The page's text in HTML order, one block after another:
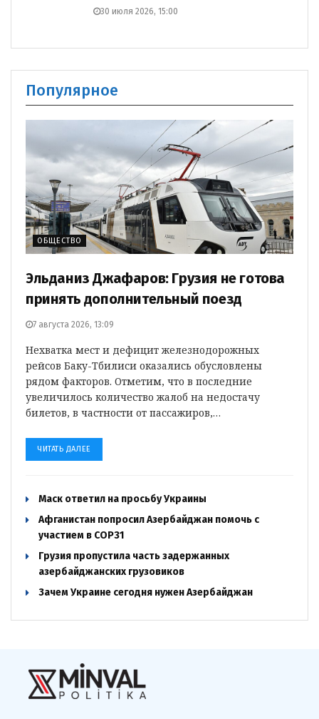
30 июля 2026, 15:00
Популярное
ОБЩЕСТВО
Эльданиз Джафаров: Грузия не готова
принять дополнительный поезд
7 августа 2026, 13:09
Нехватка мест и дефицит железнодорожных
рейсов Баку-Тбилиси оказались обусловлены
рядом факторов. Отметим, что в последние
увеличилось количество жалоб на недостачу
билетов, в частности от пассажиров,…
ЧИТАТЬ ДАЛЕЕ
Маск ответил на просьбу Украины
Афганистан попросил Азербайджан помочь с
участием в COP31
Грузия пропустила часть задержанных
азербайджанских грузовиков
Зачем Украине сегодня нужен Азербайджан